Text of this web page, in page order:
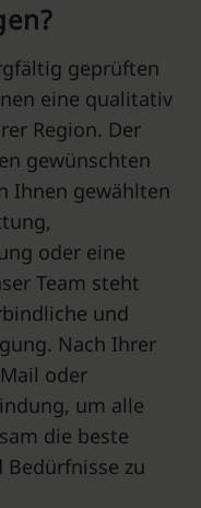
geprüften
eine qualitativ
Region. Der
gewünschten
Ihnen gewählten
oder eine
Team steht
und
Nach Ihrer
oder
um alle
die beste
Bedürfnisse zu